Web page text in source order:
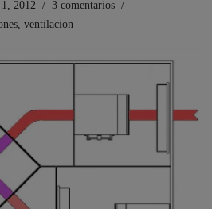
2012
3 comentarios
, ventilacion